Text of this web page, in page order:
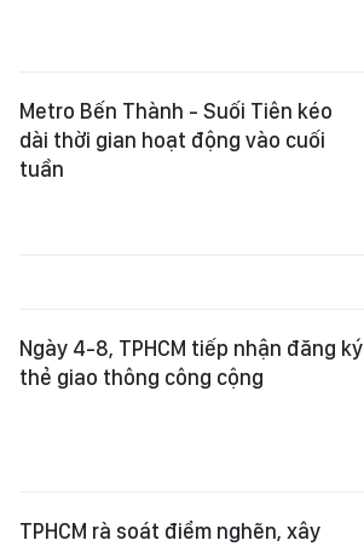
Metro Bến Thành - Suối Tiên kéo
dài thời gian hoạt động vào cuối
tuần
Ngày 4-8, TPHCM tiếp nhận đăng ký
thẻ giao thông công cộng
TPHCM rà soát điểm nghẽn, xây